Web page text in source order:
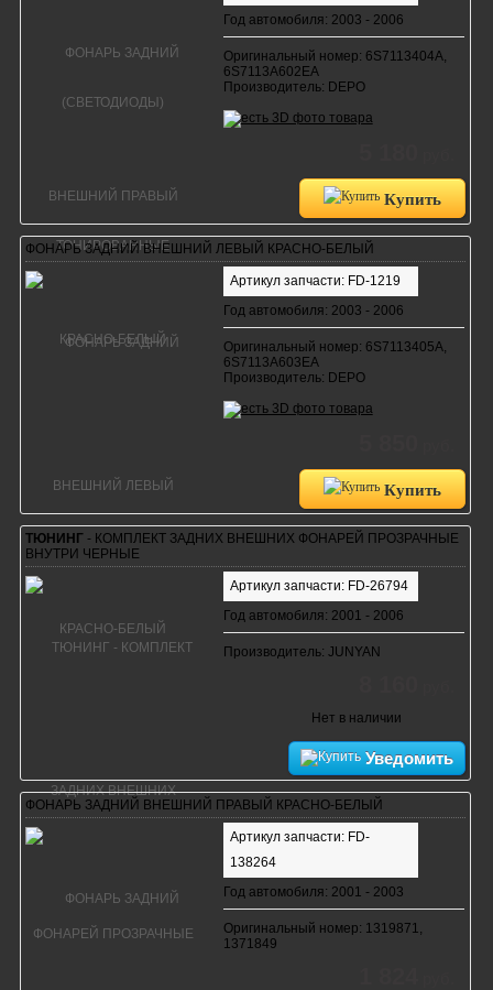
Год автомобиля: 2003 - 2006
Оригинальный номер: 6S7113404A,
6S7113A602EA
Производитель: DEPO
Купить
ФОНАРЬ ЗАДНИЙ ВНЕШНИЙ ЛЕВЫЙ КРАСНО-БЕЛЫЙ
Артикул запчасти: FD-1219
Год автомобиля: 2003 - 2006
Оригинальный номер: 6S7113405A,
6S7113A603EA
Производитель: DEPO
Купить
ТЮНИНГ- КОМПЛЕКТ ЗАДНИХ ВНЕШНИХ ФОНАРЕЙ ПРОЗРАЧНЫЕ
ВНУТРИ ЧЕРНЫЕ
Артикул запчасти: FD-26794
Год автомобиля: 2001 - 2006
Производитель: JUNYAN
Нет в наличии
Уведомить
ФОНАРЬ ЗАДНИЙ ВНЕШНИЙ ПРАВЫЙ КРАСНО-БЕЛЫЙ
Артикул запчасти: FD-
138264
Год автомобиля: 2001 - 2003
Оригинальный номер: 1319871,
1371849